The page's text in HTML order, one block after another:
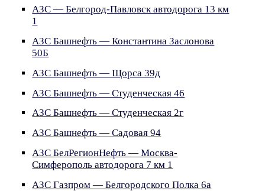
АЗС — Белгород-Павловск автодорога 13 км
1
АЗС Башнефть — Константина Заслонова
50Б
АЗС Башнефть — Щорса 39д
АЗС Башнефть — Студенческая 46
АЗС Башнефть — Студенческая 2г
АЗС Башнефть — Садовая 94
АЗС БелРегионНефть — Москва-
Симферополь автодорога 7 км 1
АЗС Газпром — Белгородского Полка 6а